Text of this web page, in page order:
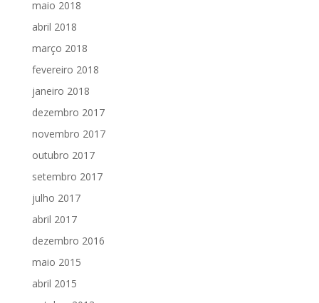
maio 2018
abril 2018
março 2018
fevereiro 2018
janeiro 2018
dezembro 2017
novembro 2017
outubro 2017
setembro 2017
julho 2017
abril 2017
dezembro 2016
maio 2015
abril 2015